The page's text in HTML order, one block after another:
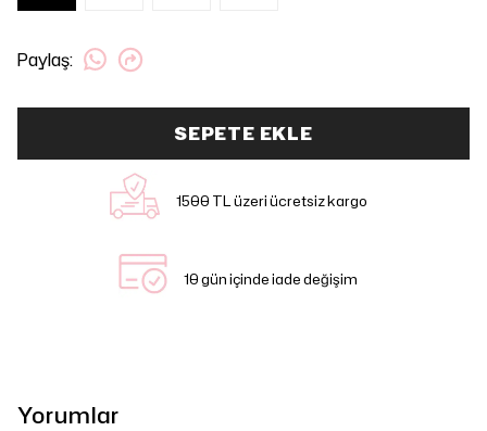
Paylaş:
SEPETE EKLE
1500 TL üzeri ücretsiz kargo
10 gün içinde iade değişim
Yorumlar